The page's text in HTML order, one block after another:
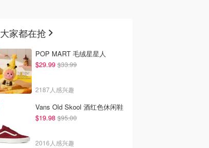
大家都在抢
POP MART 毛绒星星人
$29.99 $33.99
2187人感兴趣
Vans Old Skool 酒红色休闲鞋
$19.98 $95.00
2016人感兴趣